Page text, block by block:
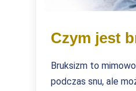
Czym jest
Bruksizm to
podczas snu, ale